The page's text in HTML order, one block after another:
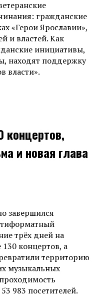
гражданские
«Герои Ярославии»,
и властей. Как
инициативы,
находят поддержку
власти».
концертов,
и новая глава
завершился
трёх дней на
130 концертов, а
территорию
музыкальных
983 посетителей.